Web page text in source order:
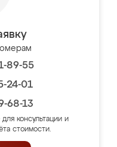
89-55
24-01
68-13
консультации и
стоимости.